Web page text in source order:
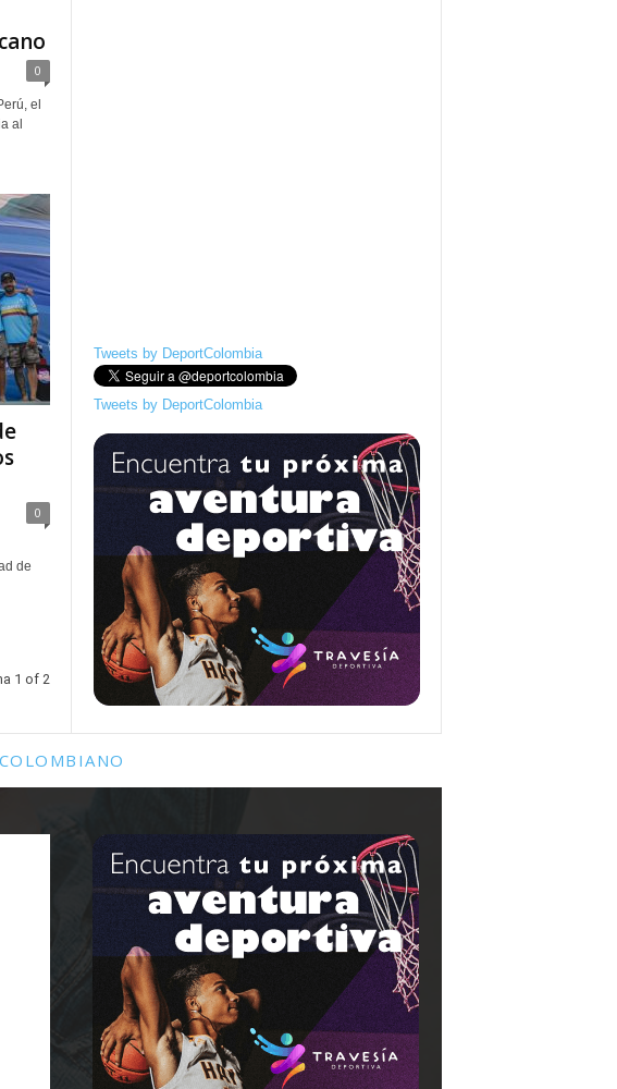
0
el
al
0
de
1 of 2
Tweets by DeportColombia
Tweets by DeportColombia